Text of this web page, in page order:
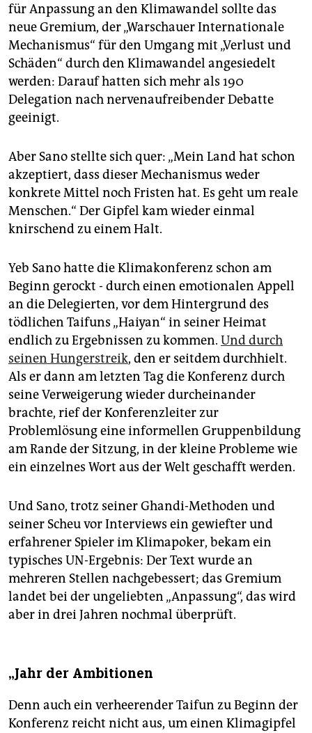
für Anpassung an den Klimawandel sollte das
neue Gremium, der „Warschauer Internationale
Mechanismus“ für den Umgang mit „Verlust und
Schäden“ durch den Klimawandel angesiedelt
werden: Darauf hatten sich mehr als 190
Delegation nach nervenaufreibender Debatte
geeinigt.
Aber Sano stellte sich quer: „Mein Land hat schon
akzeptiert, dass dieser Mechanismus weder
konkrete Mittel noch Fristen hat. Es geht um reale
Menschen.“ Der Gipfel kam wieder einmal
knirschend zu einem Halt.
Yeb Sano hatte die Klimakonferenz schon am
Beginn gerockt - durch einen emotionalen Appell
an die Delegierten, vor dem Hintergrund des
tödlichen Taifuns „Haiyan“ in seiner Heimat
endlich zu Ergebnissen zu kommen. Und durch
seinen Hungerstreik, den er seitdem durchhielt.
Als er dann am letzten Tag die Konferenz durch
seine Verweigerung wieder durcheinander
brachte, rief der Konferenzleiter zur
Problemlösung eine informellen Gruppenbildung
am Rande der Sitzung, in der kleine Probleme wie
ein einzelnes Wort aus der Welt geschafft werden.
Und Sano, trotz seiner Ghandi-Methoden und
seiner Scheu vor Interviews ein gewiefter und
erfahrener Spieler im Klimapoker, bekam ein
typisches UN-Ergebnis: Der Text wurde an
mehreren Stellen nachgebessert; das Gremium
landet bei der ungeliebten „Anpassung“, das wird
aber in drei Jahren nochmal überprüft.
„Jahr der Ambitionen
Denn auch ein verheerender Taifun zu Beginn der
Konferenz reicht nicht aus, um einen Klimagipfel